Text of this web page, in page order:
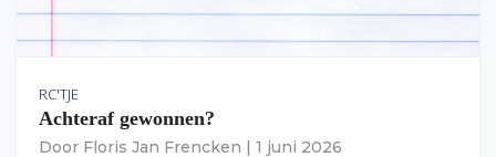
RC'TJE
Achteraf gewonnen?
Door Floris Jan Frencken 1 juni 2026